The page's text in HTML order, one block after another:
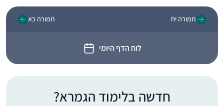
תמורה יח
לוח הדף היומי
תמורה כא
חדשה בלימוד הגמרא?